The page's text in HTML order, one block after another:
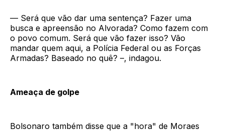
— Será que vão dar uma sentença? Fazer uma
busca e apreensão no Alvorada? Como fazem com
o povo comum. Será que vão fazer isso? Vão
mandar quem aqui, a Polícia Federal ou as Forças
Armadas? Baseado no quê? –, indagou.
Ameaça de golpe
Bolsonaro também disse que a "hora" de Moraes